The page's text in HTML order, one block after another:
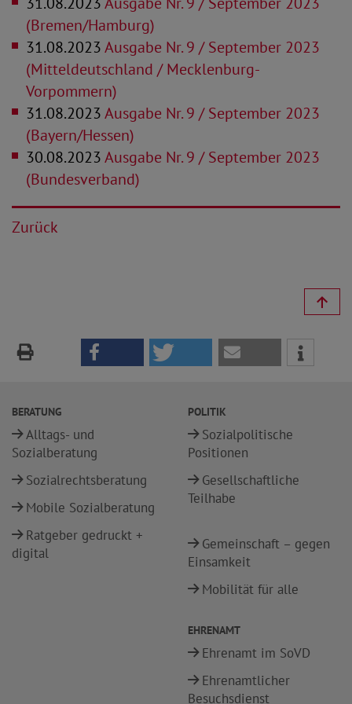
(Bremen/Hamburg)
31.08.2023Ausgabe Nr. 9 / September 2023
(Mitteldeutschland / Mecklenburg-
Vorpommern)
31.08.2023Ausgabe Nr. 9 / September 2023
(Bayern/Hessen)
30.08.2023Ausgabe Nr. 9 / September 2023
(Bundesverband)
Zurück
BERATUNG
Alltags- und
Sozialberatung
Sozialrechtsberatung
Mobile Sozialberatung
Ratgeber gedruckt +
digital
POLITIK
Sozialpolitische
Positionen
Gesellschaftliche
Teilhabe
Gemeinschaft – gegen
Einsamkeit
Mobilität für alle
EHRENAMT
Ehrenamt im SoVD
Ehrenamtlicher
Besuchsdienst